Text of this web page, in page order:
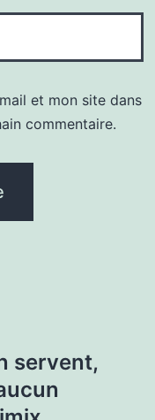
et mon site dans
commentaire.
servent,